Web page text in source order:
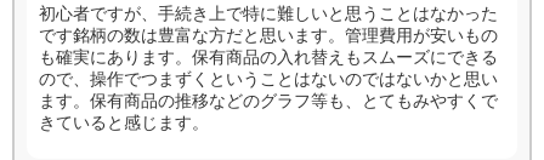
初心者ですが、手続き上で特に難しいと思うことはなかった
です銘柄の数は豊富な方だと思います。管理費用が安いもの
も確実にあります。保有商品の入れ替えもスムーズにできる
ので、操作でつまずくということはないのではないかと思い
ます。保有商品の推移などのグラフ等も、とてもみやすくで
きていると感じます。